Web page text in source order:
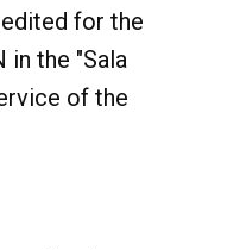
for the
in the "Sala
of the